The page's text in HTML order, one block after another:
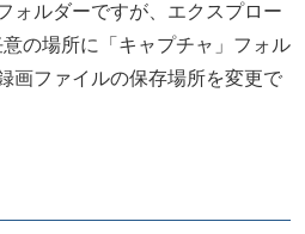
ォルダーですが、エクスプロー
の場所に「キャプチャ」フォル
画ファイルの保存場所を変更で